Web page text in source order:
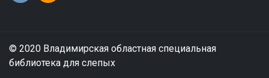
© 2020 Владимирская областная специальная
библиотека для слепых